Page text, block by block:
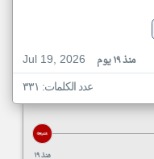
Jul 19, 2026
منذ ١٩ يوم
عدد الكلمات: ٣٣١
منذ ١٩